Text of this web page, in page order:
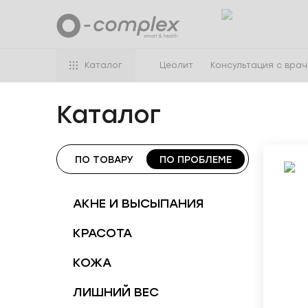
Каталог Цеолит Консультация с
Каталог
ПО ТОВАРУ ПО ПРОБЛЕМЕ
АКНЕ И ВЫСЫПАНИЯ
КРАСОТА
КОЖА
ЛИШНИЙ ВЕС